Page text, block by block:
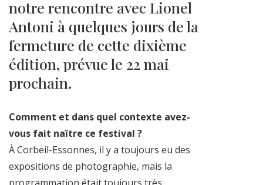
notre rencontre avec Lionel
Antoni à quelques jours de la
fermeture de cette dixième
édition, prévue le 22 mai
prochain.
Comment et dans quel contexte avez-
vous fait naître ce festival ?
À Corbeil-Essonnes, il y a toujours eu des
expositions de photographie, mais la
programmation était toujours très